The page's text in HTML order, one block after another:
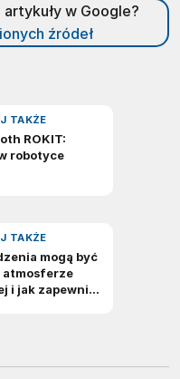
w Google?
źródeł